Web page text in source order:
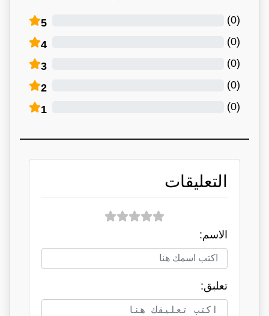
5 (
0
)
4 (
0
)
3 (
0
)
2 (
0
)
1 (
0
)
التعليقات
الاسم:
تعلبق: